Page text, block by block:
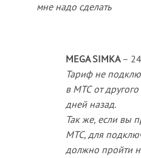
мне надо сделать
MEGA SIMKA –
Тариф не
в МТС от
дней назад.
Так же, если вы
МТС, для
должно пройти